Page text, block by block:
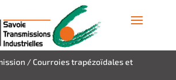
/ Courroies trapézoïdales et